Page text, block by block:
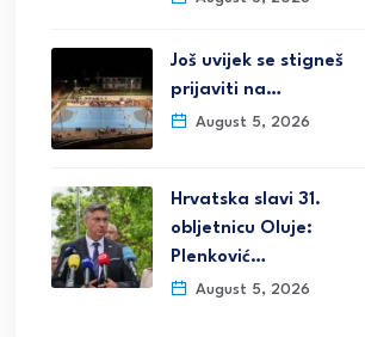
Još uvijek se stigneš
prijaviti na…
August 5, 2026
Hrvatska slavi 31.
obljetnicu Oluje:
Plenković…
August 5, 2026